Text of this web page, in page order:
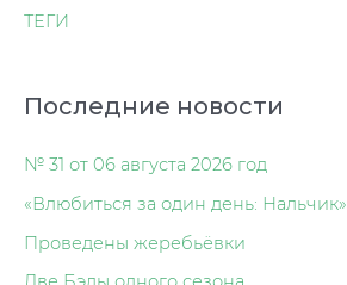
ТЕГИ
Последние новости
№ 31 от 06 августа 2026 год
«Влюбиться за один день: Нальчик»
Проведены жеребьёвки